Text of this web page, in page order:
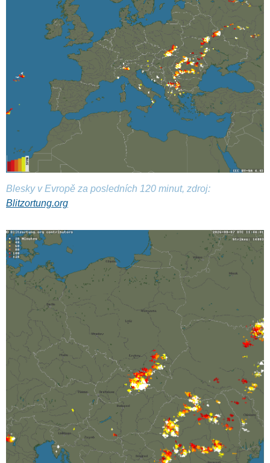
Blesky v Evropě za posledních 120 minut, zdroj:
Blitzortung.org